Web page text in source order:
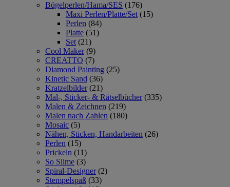
Bügelperlen/Hama/SES (176)
Maxi Perlen/Platte/Set (15)
Perlen (84)
Platte (51)
Set (21)
Cool Maker (9)
CREATTO (7)
Diamond Painting (25)
Kinetic Sand (36)
Kratzelbilder (21)
Mal-, Sticker- & Rätselbücher (335)
Malen & Zeichnen (219)
Malen nach Zahlen (180)
Mosaic (5)
Nähen, Sticken, Handarbeiten (26)
Perlen (15)
Prickeln (11)
So Slime (3)
Spiral-Designer (2)
Stempelspaß (33)